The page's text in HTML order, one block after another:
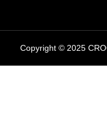
Copyright © 2025